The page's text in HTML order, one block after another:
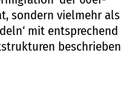
sondern vielmehr als
mit entsprechend
beschrieben